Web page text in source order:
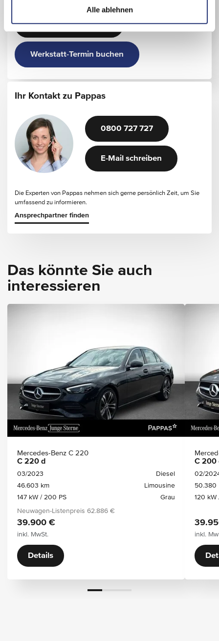
Alle ablehnen
Details zum Standort
Werkstatt-Termin buchen
Ihr Kontakt zu Pappas
0800 727 727
E-Mail schreiben
Die Experten von Pappas nehmen sich gerne persönlich Zeit, um Sie
umfassend zu informieren.
Ansprechpartner finden
Das könnte Sie auch
interessieren
Mercedes-Benz C 220
C 220 d
03/2023
Diesel
46.603 km
Limousine
147 kW / 200 PS
Grau
Neuwagen-Listenpreis 62.886 €
39.900 €
inkl. MwSt.
Details
C 200
02/
50.380
120 kW
inkl.